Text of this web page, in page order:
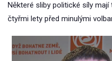
Některé sliby politické síly
čtyřmi lety před minulými